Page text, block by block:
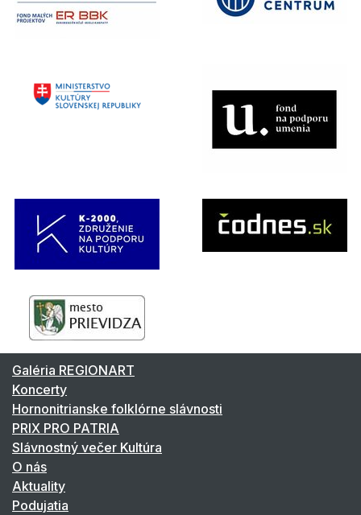
Galéria REGIONART
Koncerty
Hornonitrianske folklórne slávnosti
PRIX PRO PATRIA
Slávnostný večer Kultúra
O nás
Aktuality
Podujatia